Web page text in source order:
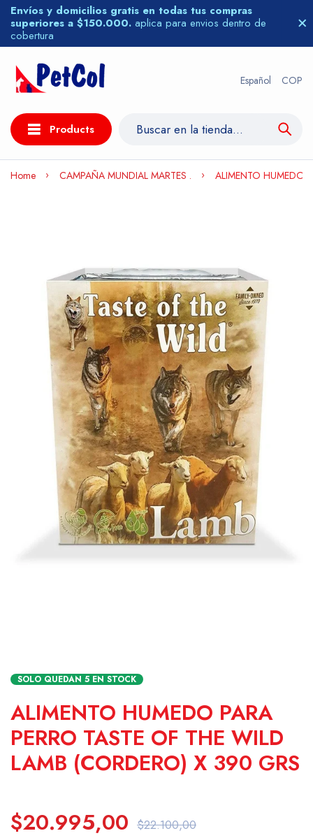
Envíos y domicilios gratis en todas tus compras
superiores a $150.000. aplica para envios dentro de
cobertura
Español COP
Products
Home CAMPAÑA MUNDIAL MARTES . ALIMENTO HUMEDO
SOLO QUEDAN 5 EN STOCK
ALIMENTO HUMEDO PARA
PERRO TASTE OF THE WILD
LAMB (CORDERO) X 390 GRS
$20.995,00 $22.100,00